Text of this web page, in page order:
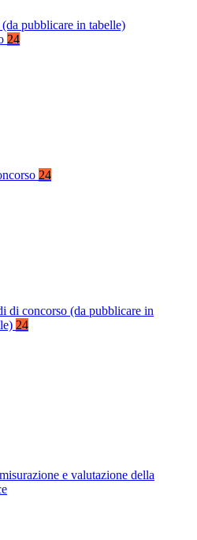
pubblicare in tabelle)
24
24
di concorso (da pubblicare in
24
e valutazione della